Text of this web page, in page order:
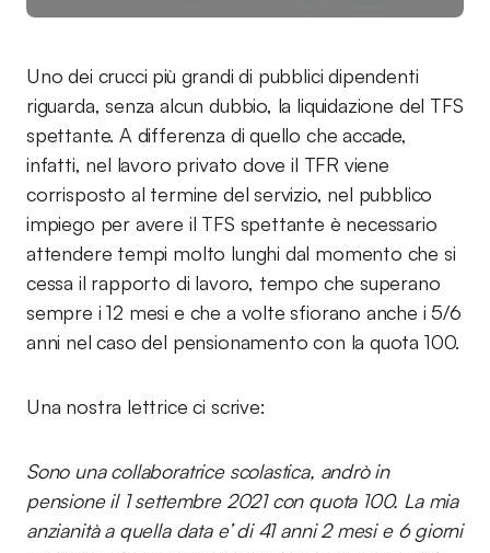
Uno dei crucci più grandi di pubblici dipendenti
riguarda, senza alcun dubbio, la liquidazione del TFS
spettante. A differenza di quello che accade,
infatti, nel lavoro privato dove il TFR viene
corrisposto al termine del servizio, nel pubblico
impiego per avere il TFS spettante è necessario
attendere tempi molto lunghi dal momento che si
cessa il rapporto di lavoro, tempo che superano
sempre i 12 mesi e che a volte sfiorano anche i 5/6
anni nel caso del pensionamento con la quota 100.
Una nostra lettrice ci scrive:
Sono una collaboratrice scolastica, andrò in
pensione il 1 settembre 2021 con quota 100. La mia
anzianità a quella data e’ di 41 anni 2 mesi e 6 giorni